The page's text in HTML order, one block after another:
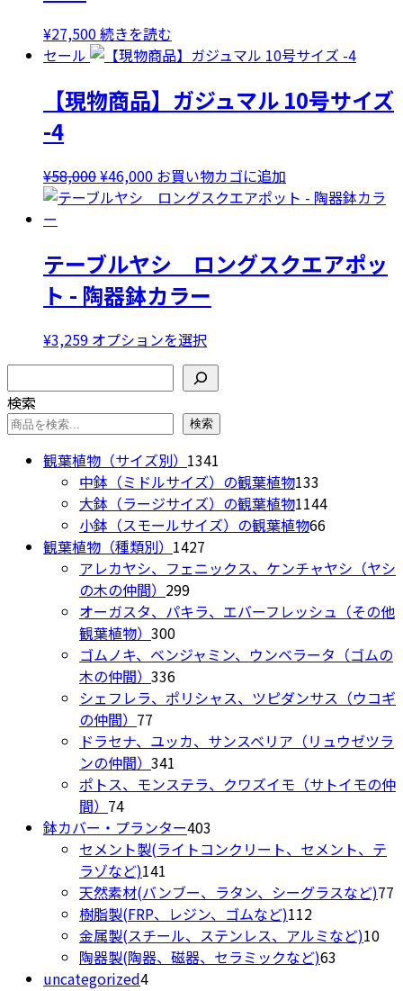
の
リ
シ
ョ
あ
り
プ
シ
ョ
ン
は
商
品
ペ
ー
ジ
か
ら
選
択
で
き
ま
す
¥27,500続きを読む
セール
【現物商品】ガジュマル 10号サイズ
-4
¥58,000元
の
は
¥58,000
で
た。
¥46,000現
在
格
は
¥46,000
す。
お買い物カゴに追加
テーブルヤシ ロングスクエアポッ
ト - 陶器鉢カラー
¥3,259 オプションを選択
の
商
に
複
数
の
バ
エ
シ
ン
あ
ま
オ
シ
ョ
は
商
品
ペ
検索
検索
観葉植物（サイズ別） 1341
個
の
商
中鉢（ミドルサイズ）の観葉植物133
個
の
品
大鉢（ラージサイズ）の観葉植物11441144
商
小鉢（スモールサイズ）の観葉植物6666
の
品
観葉植物（種類別） 1427
個
商
アレカヤシ、フェニックス、ケンチャヤシ（ヤシ
の木の仲間） 299299
個
商
オーガスタ、パキラ、エバーフレッシュ（その他
観葉植物） 300300
個
の
商
ゴムノキ、ベンジャミン、ウンベラータ（ゴムの
木の仲間） 336336
個
商
シェフレラ、ポリシャス、ツピダンサス（ウコギ
の仲間） 77
個
の
商
ドラセナ、ユッカ、サンスベリア（リュウゼツラ
ンの仲間） 341
個
商
品
ポトス、モンステラ、クワズイモ（サトイモの仲
間） 7474
個
の
商
品
鉢カバー・プランター403
個
商
品
セメント製(ライトコンクリート、セメント、テ
ラゾなど)141
個
の
商
品
天然素材(バンブー、ラタン、シーグラスなど)77
樹脂製(FRP、レジン、ゴムなど)112112
個
の
金属製(スチール、ステンレス、アルミなど)1010
陶器製(陶器、磁器、セラミックなど)63
uncategorized44